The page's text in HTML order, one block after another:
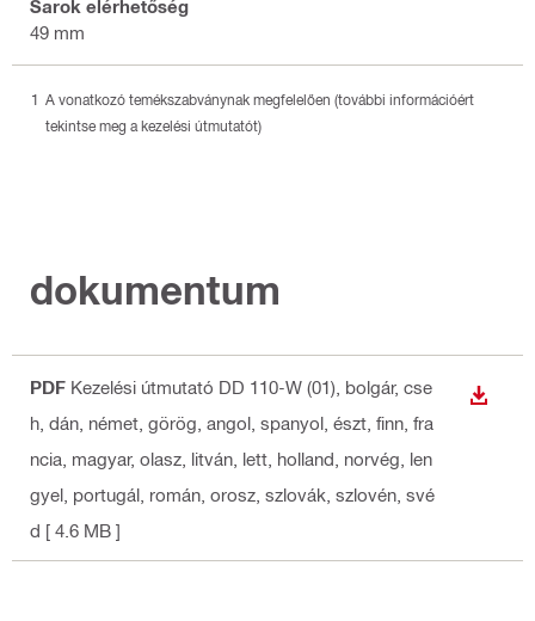
Sarok elérhetőség
49 mm
A vonatkozó temékszabványnak megfelelően (további információért
tekintse meg a kezelési útmutatót)
dokumentum
PDF Kezelési útmutató DD 110-W (01) , bolgár, cse
h, dán, német, görög, angol, spanyol, észt, finn, fra
ncia, magyar, olasz, litván, lett, holland, norvég, len
gyel, portugál, román, orosz, szlovák, szlovén, své
d [ 4.6 MB ]